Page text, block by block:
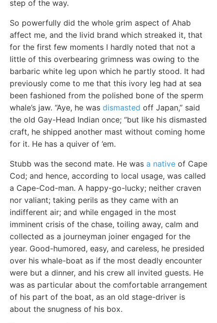
step of the way.
So powerfully did the whole grim aspect of Ahab
affect me, and the livid brand which streaked it, that
for the first few moments I hardly noted that not a
little of this overbearing grimness was owing to the
barbaric white leg upon which he partly stood. It had
previously come to me that this ivory leg had at sea
been fashioned from the polished bone of the sperm
whale’s jaw. “Aye, he was dismasted off Japan,” said
the old Gay-Head Indian once; “but like his dismasted
craft, he shipped another mast without coming home
for it. He has a quiver of ’em.
Stubb was the second mate. He was a native of Cape
Cod; and hence, according to local usage, was called
a Cape-Cod-man. A happy-go-lucky; neither craven
nor valiant; taking perils as they came with an
indifferent air; and while engaged in the most
imminent crisis of the chase, toiling away, calm and
collected as a journeyman joiner engaged for the
year. Good-humored, easy, and careless, he presided
over his whale-boat as if the most deadly encounter
were but a dinner, and his crew all invited guests. He
was as particular about the comfortable arrangement
of his part of the boat, as an old stage-driver is
about the snugness of his box.